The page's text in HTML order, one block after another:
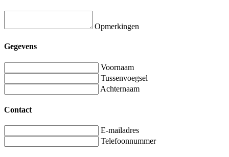
Opmerkingen
Gegevens
Voornaam
Tussenvoegsel
Achternaam
Contact
E-mailadres
Telefoonnummer